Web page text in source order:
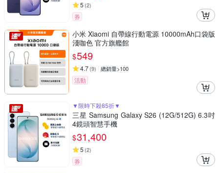
5 (2)
券
小米 Xiaomi 自帶線行動電源 10000mAh口袋版
淺咖色 官方旗艦館
$549
4.7(9) 總銷量>100
活動
▼限時下殺85折▼
三星 Samsung Galaxy S26 (12G/512G) 6.3吋
4鏡頭智慧手機
$31,400
5 (2)
券